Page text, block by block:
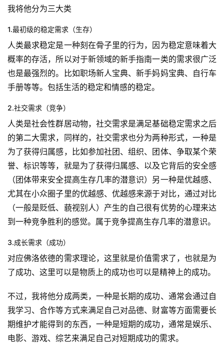
我将他分为三大类
1.最初级的稳定需求（生存）
人类最求稳定是一种刻在骨子里的行为，因为稳定意味着大
概率的存活，所以对于新领域的新手指南一类的需求很广泛
也是最强烈的。比如职场新人宝典、新手妈妈宝典、自行车
手册等等。包括生活的稳定和情感的稳定。
2.社交需求（竞争）
人类是社会性群居动物，社交需求是满足基础稳定需求之后
的第二大需求，同样的，社交需求也分为两种形式，一种是
为了获得归属感，比如参加社团、组织、团体、争取某个荣
誉、标识等等，就是为了获得归属感、以及它背后的安全感
（团体带来安全提高生存几率的潜意识）另一种是优越感、
尤其在小众圈子里的优越感、优越感来源于对比，通过对比
（一般是贬低、藐视别人）产生的自己很有优势的心理来达
到一种竞争胜利的感觉。属于竞争提高生存几率的潜意识。
3.成长需求（成功）
对应佛洛依德的需求理论，这里就是价值需求了，也就是为
了成功、这里可以是物质上的成功也可以是精神上的成功。
不过，我将他分成两类，一种是长期的成功、通常会通过自
我学习、合作等方式来满足自己对品德、财富等方面需要长
期维护才能得到的东西，一种是短期的成功，通常是娱乐、
电影、游戏、综艺来满足自己对短期成功的需求。